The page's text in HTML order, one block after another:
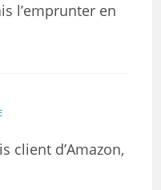
l’emprunter en
client d’Amazon,